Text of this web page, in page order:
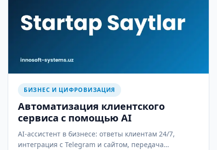
БИЗНЕС И ЦИФРОВИЗАЦИЯ
Автоматизация клиентского
сервиса с помощью AI
AI-ассистент в бизнесе: ответы клиентам 24/7,
интеграция с Telegram и сайтом, передача